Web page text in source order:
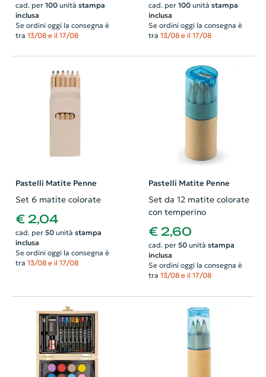
cad. per 100unità stampa
inclusa
Se ordini oggi la consegna è
tra 13/08 e il 17/08
cad. per 100unità stampa
inclusa
Se ordini oggi la consegna è
tra 13/08 e il 17/08
Pastelli Matite Penne
Set 6 matite colorate
€ 2,04
cad. per 50unità stampa
inclusa
Se ordini oggi la consegna è
tra 13/08 e il 17/08
Pastelli Matite Penne
Set da 12 matite colorate
con temperino
€ 2,60
cad. per 50unità stampa
inclusa
Se ordini oggi la consegna è
tra 13/08 e il 17/08